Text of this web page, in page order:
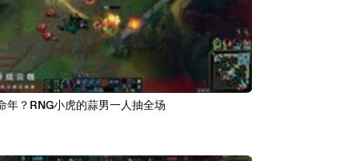
年？RNG小虎的蒜男一人抽全场